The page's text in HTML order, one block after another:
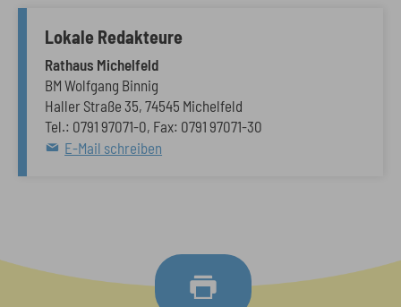
Lokale Redakteure
Rathaus Michelfeld
BM Wolfgang Binnig
Haller Straße 35, 74545 Michelfeld
Tel.: 0791 97071-0, Fax: 0791 97071-30
E-Mail schreiben